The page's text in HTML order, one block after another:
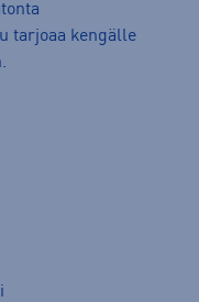
tarjoaa kengälle